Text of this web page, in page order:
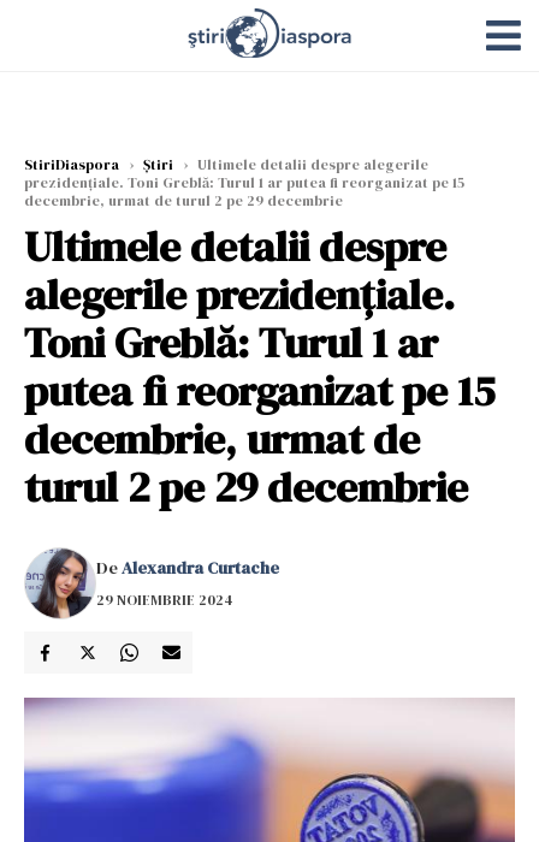
StiriDiaspora › Știri › Ultimele detalii despre alegerile
prezidențiale. Toni Greblă: Turul 1 ar putea fi reorganizat pe 15
decembrie, urmat de turul 2 pe 29 decembrie
Ultimele detalii despre
alegerile prezidențiale.
Toni Greblă: Turul 1 ar
putea fi reorganizat pe 15
decembrie, urmat de
turul 2 pe 29 decembrie
DeAlexandra Curtache
29 NOIEMBRIE 2024